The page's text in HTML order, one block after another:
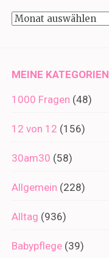
Beiträge
MEINE KATEGORIEN
1000 Fragen (48)
12 von 12 (156)
30am30 (58)
Allgemein (228)
Alltag (936)
Babypflege (39)